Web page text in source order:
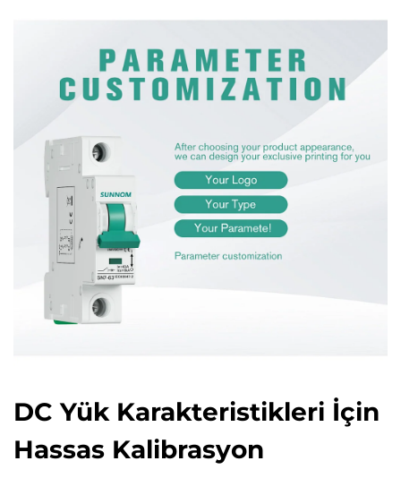
DC Yük Karakteristikleri İçin
Hassas Kalibrasyon